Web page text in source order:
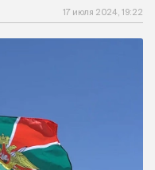
17 июля 2024, 19:22